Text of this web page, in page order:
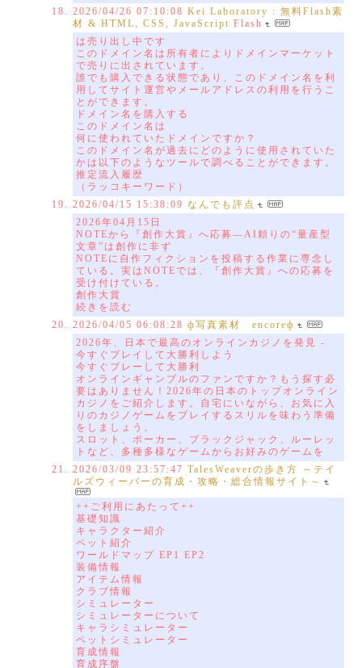
2026/04/26 07:10:08 Kei Laboratory : 無料Flash素
材 & HTML, CSS, JavaScript Flash
は売り出し中です
このドメイン名は所有者によりドメインマーケット
で売りに出されています。
誰でも購入できる状態であり、このドメイン名を利
用してサイト運営やメールアドレスの利用を行うこ
とができます。
ドメイン名を購入する
このドメイン名は
何に使われていたドメインですか？
このドメイン名が過去にどのように使用されていた
かは以下のようなツールで調べることができます。
推定流入履歴
（ラッコキーワード）
2026/04/15 15:38:09 なんでも評点
2026年04月15日
NOTEから『創作大賞』へ応募―AI頼りの“量産型
文章”は創作に非ず
NOTEに自作フィクションを投稿する作業に専念し
ている。実はNOTEでは、『創作大賞』への応募を
受け付けている。
創作大賞
続きを読む
2026/04/05 06:08:28 ф写真素材 encoreф
2026年、日本で最高のオンラインカジノを発見 -
今すぐプレイして大勝利しよう
今すぐプレーして大勝利
オンラインギャンブルのファンですか？もう探す必
要はありません！2026年の日本のトップオンライン
カジノをご紹介します。自宅にいながら、お気に入
りのカジノゲームをプレイするスリルを味わう準備
をしましょう。
スロット、ポーカー、ブラックジャック、ルーレッ
トなど、多種多様なゲームからお好みのゲームを
2026/03/09 23:57:47 TalesWeaverの歩き方 ～テイ
ルズウィーバーの育成・攻略・総合情報サイト～
++ご利用にあたって++
基礎知識
キャラクター紹介
ペット紹介
ワールドマップ EP1 EP2
装備情報
アイテム情報
クラブ情報
シミュレーター
シミュレーターについて
キャラシミュレーター
ペットシミュレーター
育成情報
育成序盤